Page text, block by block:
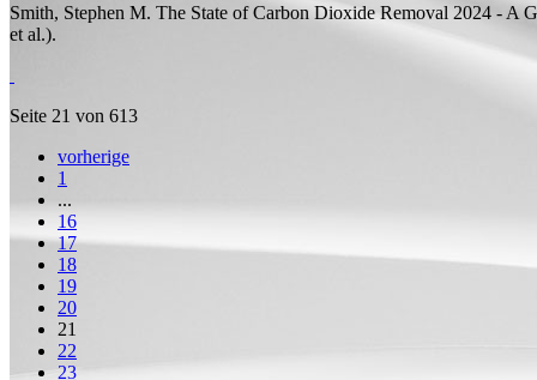
Smith, Stephen M. The State of Carbon Dioxide Removal 2024 - A
et al.).
Seite 21 von 613
vorherige
1
...
16
17
18
19
20
21
22
23